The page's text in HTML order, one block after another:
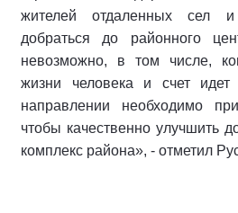
жителей отдаленных сел
добраться до районного
невозможно, в том числе,
жизни человека и счет
направлении необходимо
чтобы качественно улучшить
комплекс района», - отметил